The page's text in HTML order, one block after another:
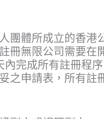
團體所成立的香
註冊無限公司需要在
完成所有註冊程
之申請表， 所有註